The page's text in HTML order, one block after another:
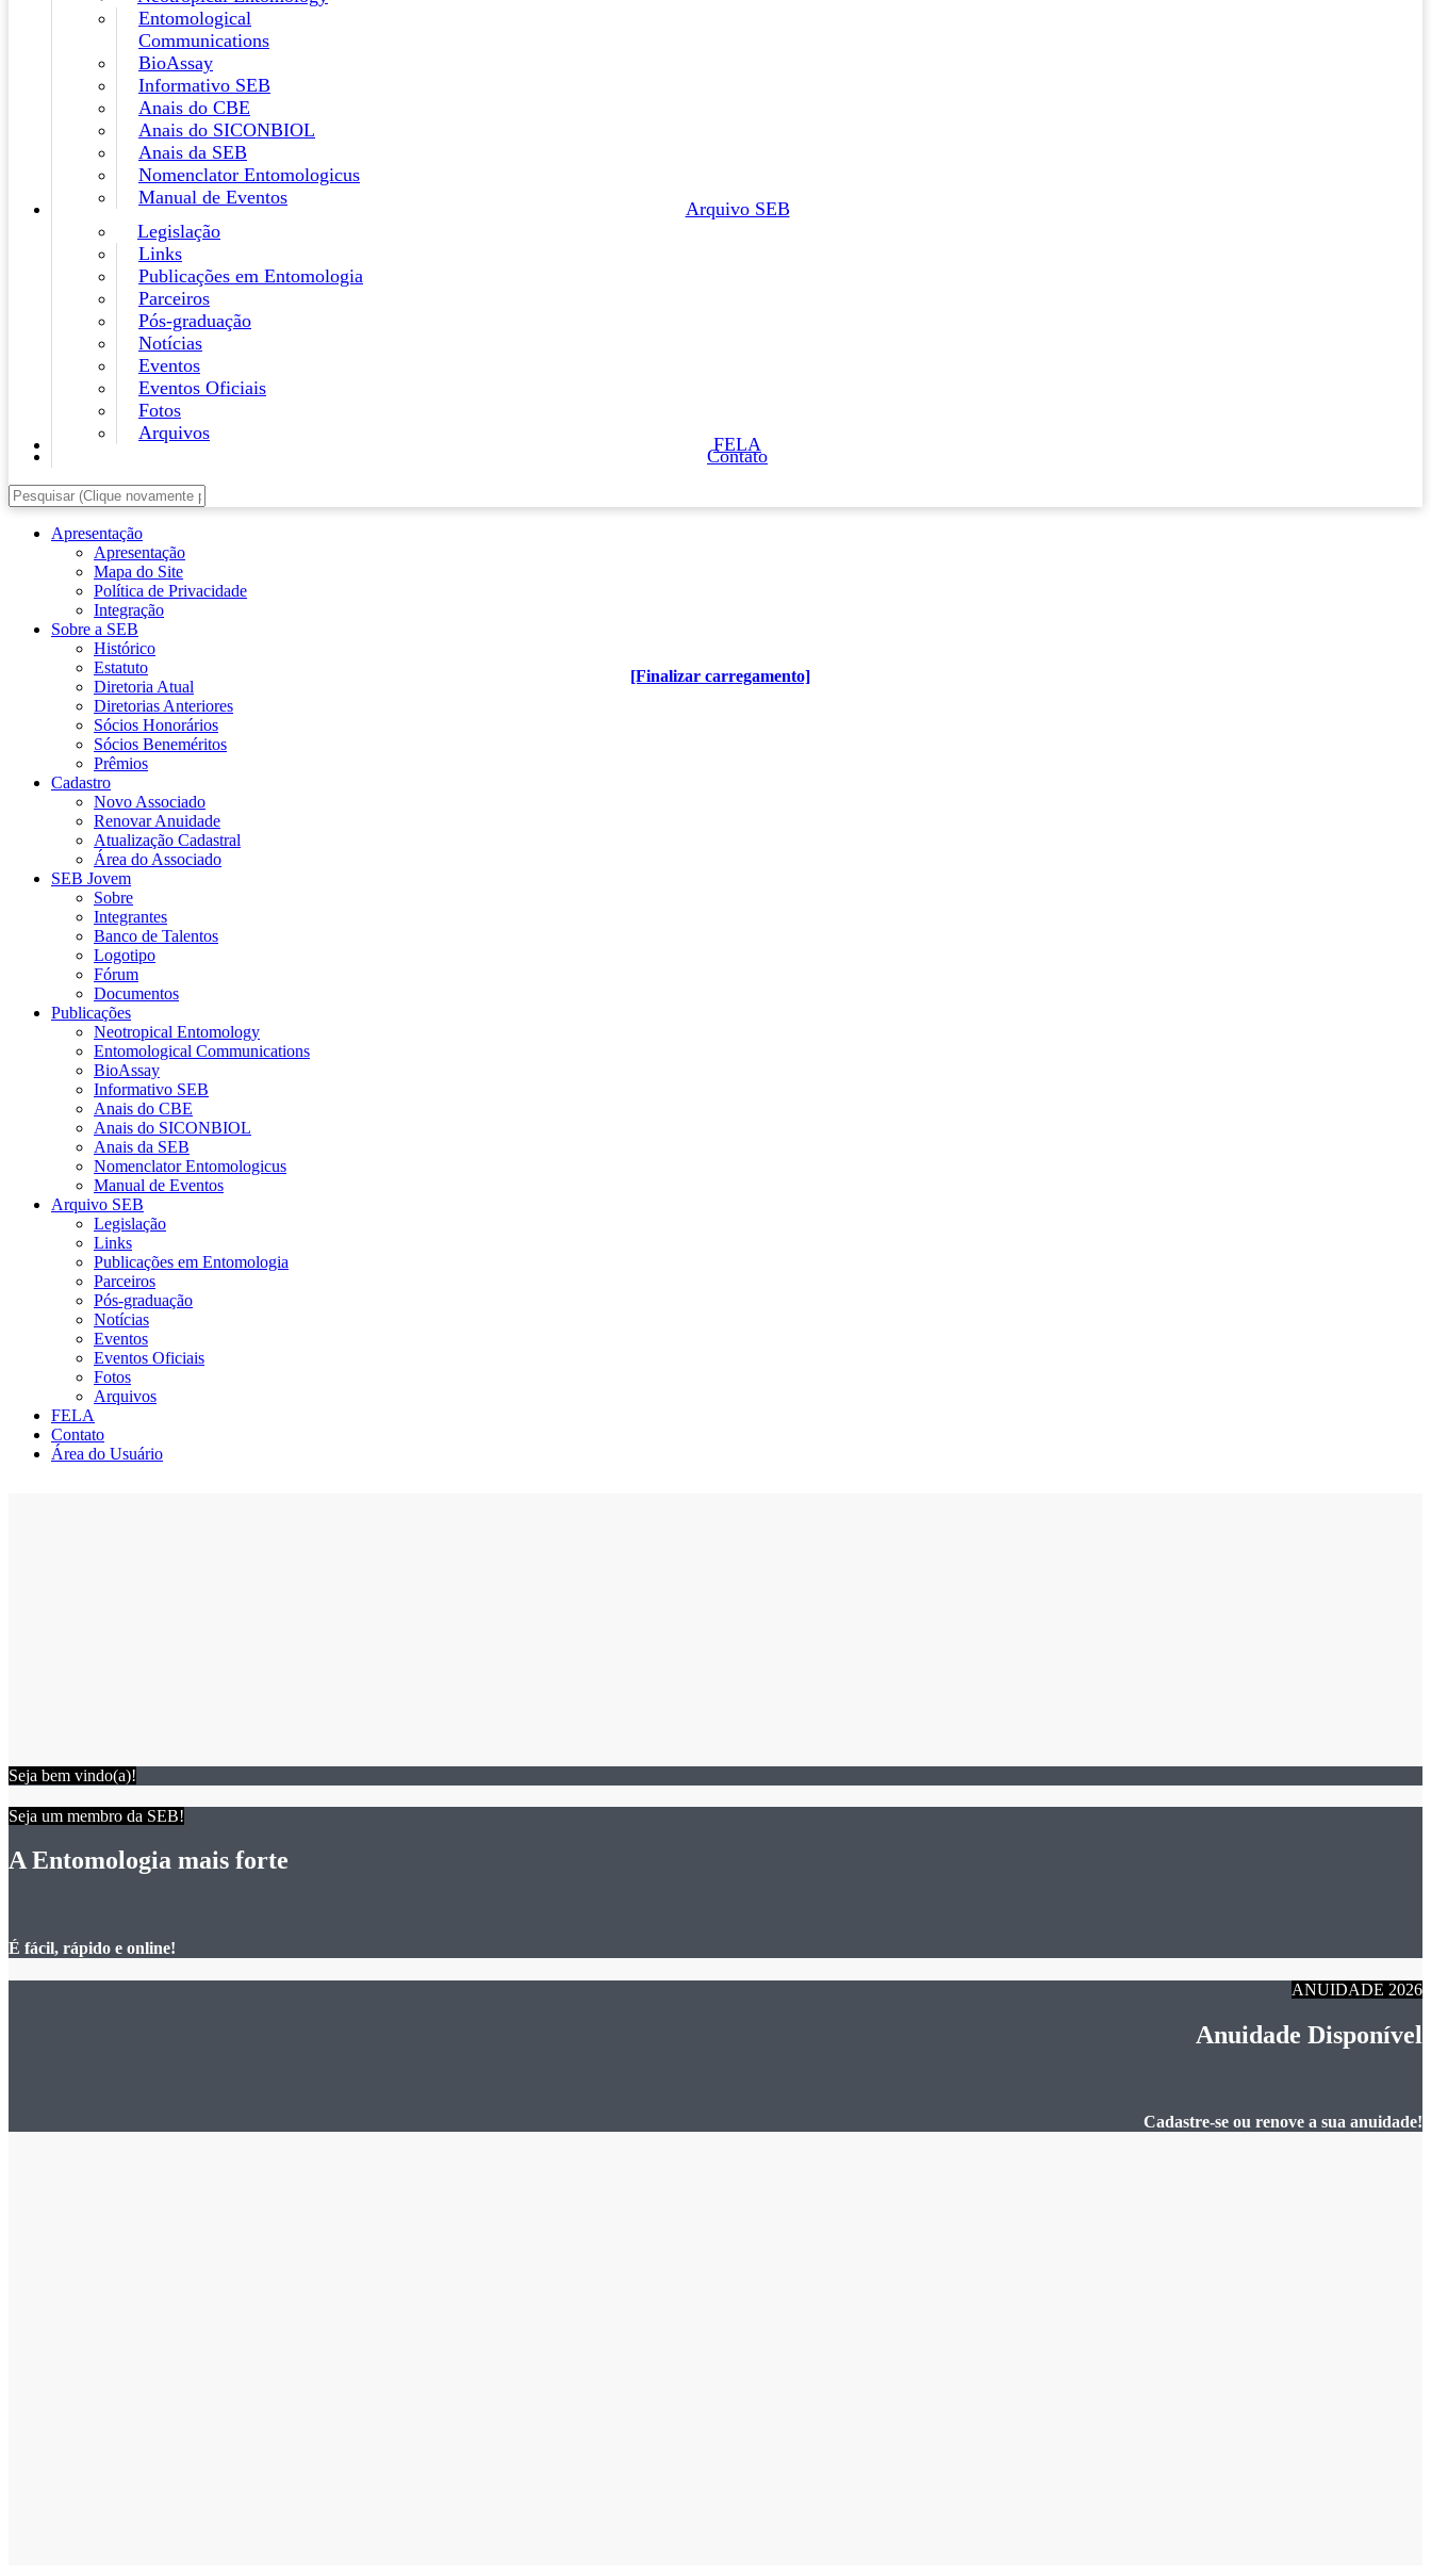
[Finalizar carregamento]
Entomological
Communications
BioAssay
Informativo SEB
Anais do CBE
Anais do SICONBIOL
Anais da SEB
Nomenclator Entomologicus
Manual de Eventos
Arquivo SEB
Legislação
Links
Publicações em Entomologia
Parceiros
Pós-graduação
Notícias
Eventos
Eventos Oficiais
Fotos
Arquivos
FELA
Contato
Apresentação
Apresentação
Mapa do Site
Política de Privacidade
Integração
Sobre a SEB
Histórico
Estatuto
Diretoria Atual
Diretorias Anteriores
Sócios Honorários
Sócios Beneméritos
Prêmios
Cadastro
Novo Associado
Renovar Anuidade
Atualização Cadastral
Área do Associado
SEB Jovem
Sobre
Integrantes
Banco de Talentos
Logotipo
Fórum
Documentos
Publicações
Neotropical Entomology
Entomological Communications
BioAssay
Informativo SEB
Anais do CBE
Anais do SICONBIOL
Anais da SEB
Nomenclator Entomologicus
Manual de Eventos
Arquivo SEB
Legislação
Links
Publicações em Entomologia
Parceiros
Pós-graduação
Notícias
Eventos
Eventos Oficiais
Fotos
Arquivos
FELA
Contato
Área do Usuário
Seja bem vindo(a)!
Seja um membro da SEB!
A Entomologia mais forte
É fácil, rápido e online!
ANUIDADE 2026
Anuidade Disponível
Cadastre-se ou renove a sua anuidade!